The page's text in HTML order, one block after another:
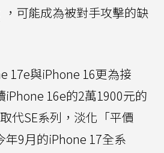
，可能成為被對手攻擊的缺
17e與iPhone 16更為接
iPhone 16e的2萬1900元的
代SE系列，淡化「平價
年9月的iPhone 17全系